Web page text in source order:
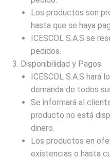
Los productos son
hasta que se haya
ICESCOL S.A.S se
pedidos.
Disponibilidad y Pagos
ICESCOL S.A.S hará
demanda de todos
Se informará al
producto no está
dinero.
Los productos en
existencias o hasta